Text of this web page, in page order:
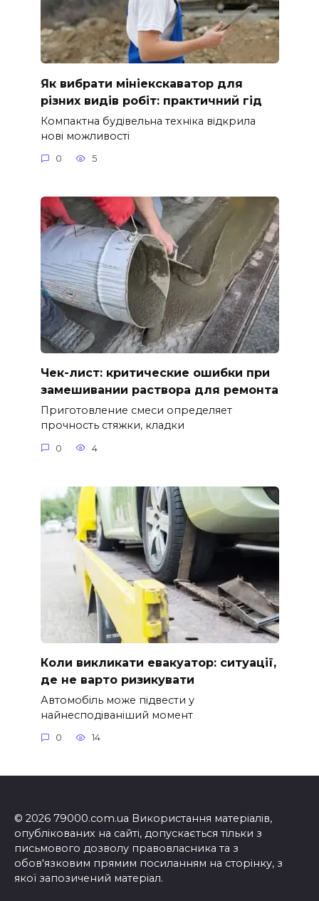
Як вибрати мініекскаватор для
різних видів робіт: практичний гід
Компактна будівельна техніка відкрила
нові можливості
0 5
Чек-лист: критические ошибки при
замешивании раствора для ремонта
Приготовление смеси определяет
прочность стяжки, кладки
0 4
Коли викликати евакуатор: ситуації,
де не варто ризикувати
Автомобіль може підвести у
найнесподіваніший момент
0 14
© 2026 79000.com.ua Використання матеріалів,
опублікованих на сайті, допускається тільки з
письмового дозволу правовласника та з
обов'язковим прямим посиланням на сторінку, з
якої запозичений матеріал.